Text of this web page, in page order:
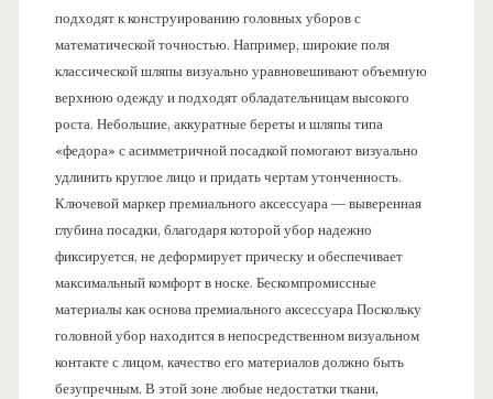
подходят к конструированию головных уборов с
математической точностью. Например, широкие поля
классической шляпы визуально уравновешивают объемную
верхнюю одежду и подходят обладательницам высокого
роста. Небольшие, аккуратные береты и шляпы типа
«федора» с асимметричной посадкой помогают визуально
удлинить круглое лицо и придать чертам утонченность.
Ключевой маркер премиального аксессуара — выверенная
глубина посадки, благодаря которой убор надежно
фиксируется, не деформирует прическу и обеспечивает
максимальный комфорт в носке. Бескомпромиссные
материалы как основа премиального аксессуара Поскольку
головной убор находится в непосредственном визуальном
контакте с лицом, качество его материалов должно быть
безупречным. В этой зоне любые недостатки ткани,